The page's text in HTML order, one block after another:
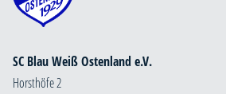
SC Blau Weiß Ostenland e.V.
Horsthöfe 2